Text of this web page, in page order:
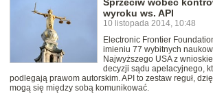
Sprzeciw wobec
wyroku ws. API
10 listopada 2014, 10:48
Electronic Frontier
imieniu 77 wybitnych
Najwyższego USA z
decyzji sądu apelacyjnego,
podlegają prawom autorskim. API to zestaw reguł,
mogą się między sobą komunikować.